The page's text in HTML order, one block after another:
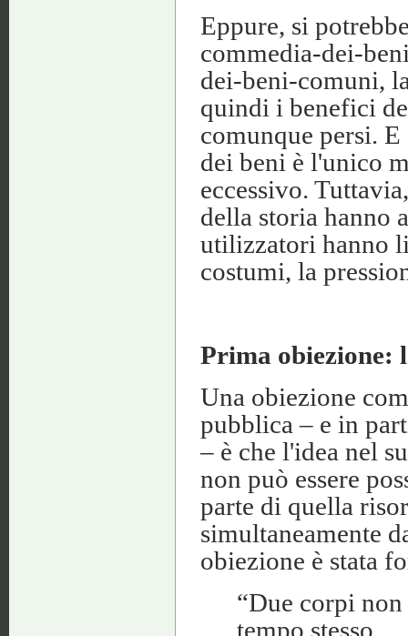
Eppure, si
commedia-dei-
dei-beni-comuni,
quindi i benefici
comunque persi.
dei beni è l'unico
eccessivo.
della storia hanno
utilizzatori hanno
costumi, la
Prima obiezione:
Una obiezione
pubblica – e in
– è che l'idea nel
non può essere
parte di quella
simultaneamente
obiezione è stata
“Due corpi non
tempo stesso.